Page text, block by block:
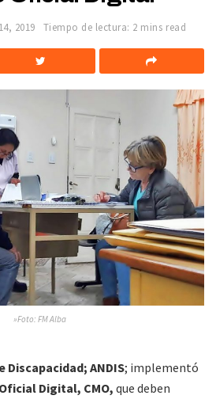
2019 Tiempo de lectura: 2 mins read
»Foto: FM Alba
Discapacidad; ANDIS; implementó
Digital, CMO, que deben